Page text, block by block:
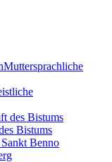
Muttersprachliche
Bistums
Benno